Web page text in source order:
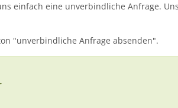
einfach eine unverbindliche Anfrage.
"unverbindliche Anfrage absenden".